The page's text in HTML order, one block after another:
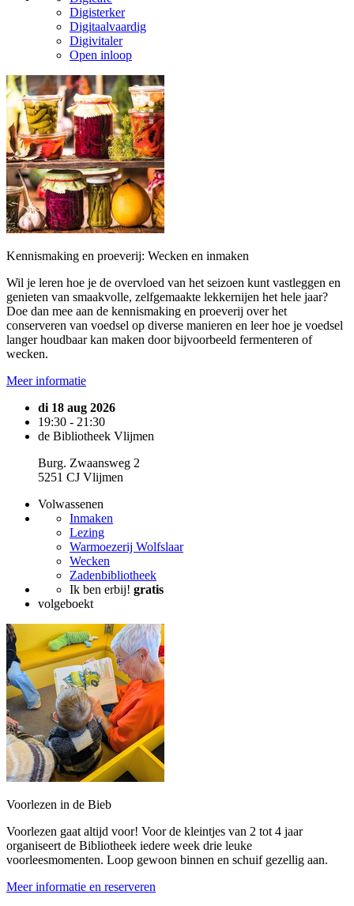
Digisterker
Digitaalvaardig
Digivitaler
Open inloop
Kennismaking en proeverij: Wecken en inmaken
Wil je leren hoe je de overvloed van het seizoen kunt vastleggen en
genieten van smaakvolle, zelfgemaakte lekkernijen het hele jaar?
Doe dan mee aan de kennismaking en proeverij over het
conserveren van voedsel op diverse manieren en leer hoe je voedsel
langer houdbaar kan maken door bijvoorbeeld fermenteren of
wecken.
Meer informatie
di 18 aug 2026
19:30 - 21:30
de Bibliotheek Vlijmen
Burg. Zwaansweg 2
5251 CJ Vlijmen
Volwassenen
Inmaken
Lezing
Warmoezerij Wolfslaar
Wecken
Zadenbibliotheek
Ik ben erbij! gratis
volgeboekt
Voorlezen in de Bieb
Voorlezen gaat altijd voor! Voor de kleintjes van 2 tot 4 jaar
organiseert de Bibliotheek iedere week drie leuke
voorleesmomenten. Loop gewoon binnen en schuif gezellig aan.
Meer informatie en reserveren